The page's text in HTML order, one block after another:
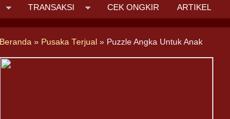
TRANSAKSI CEK ONGKIR ARTIKEL
Beranda » Pusaka Terjual » Puzzle Angka Untuk Anak